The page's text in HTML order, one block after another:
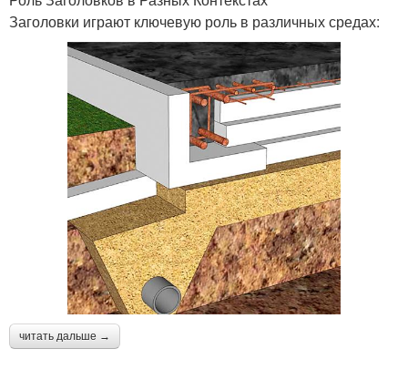
Заголовки играют ключевую роль в различных средах:
читать дальше →